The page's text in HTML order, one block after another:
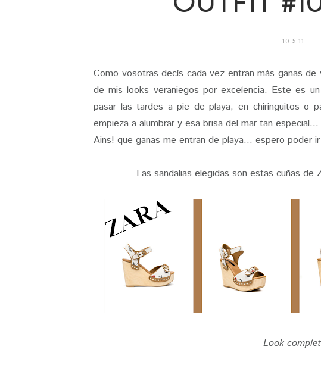
10.5.11
Como vosotras decís cada vez entran más ganas
de mis looks veraniegos por excelencia. Este es
pasar las tardes a pie de playa, en chiringuitos o
empieza a alumbrar y esa brisa del mar tan especial...
Ains! que ganas me entran de playa... espero poder
Las sandalias elegidas son estas cuñas de
Look